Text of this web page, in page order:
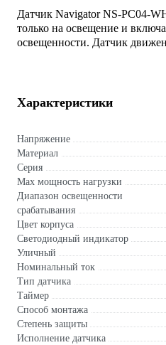
Датчик Navigator NS-PC04-
только на освещение и
освещенности. Датчик
Характеристики
Напряжение
Материал
Серия
Max мощность нагрузки
Диапазон освещенности
срабатывания
Цвет корпуса
Светодиодный индикатор
Уличный
Номинальный ток
Тип датчика
Таймер
Способ монтажа
Степень защиты
Исполнение датчика